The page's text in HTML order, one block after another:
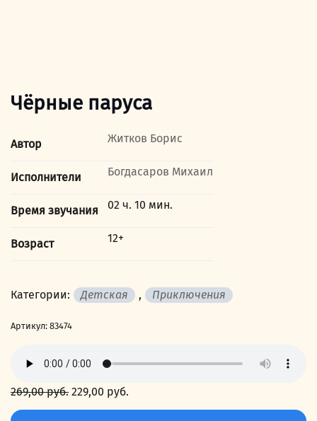
Чёрные паруса
Автор Житков Борис
Исполнители Богдасаров Михаил
Время звучания 02 ч. 10 мин.
Возраст 12+
Категории: Детская , Приключения
Артикул: 83474
269,00руб. Первоначальная
229,00 руб.
Количество